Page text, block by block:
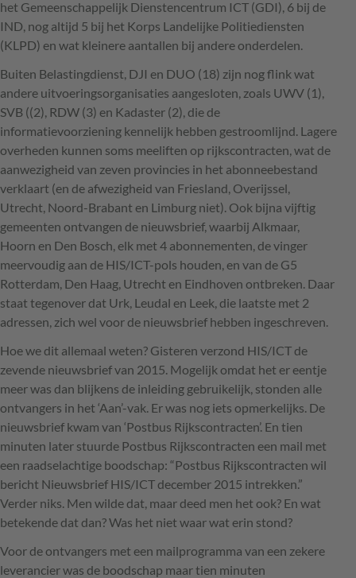
het Gemeenschappelijk Dienstencentrum ICT (GDI), 6 bij de
IND, nog altijd 5 bij het Korps Landelijke Politiediensten
(KLPD) en wat kleinere aantallen bij andere onderdelen.
Buiten Belastingdienst, DJI en DUO (18) zijn nog flink wat
andere uitvoeringsorganisaties aangesloten, zoals UWV (1),
SVB ((2), RDW (3) en Kadaster (2), die de
informatievoorziening kennelijk hebben gestroomlijnd. Lagere
overheden kunnen soms meeliften op rijkscontracten, wat de
aanwezigheid van zeven provincies in het abonneebestand
verklaart (en de afwezigheid van Friesland, Overijssel,
Utrecht, Noord-Brabant en Limburg niet). Ook bijna vijftig
gemeenten ontvangen de nieuwsbrief, waarbij Alkmaar,
Hoorn en Den Bosch, elk met 4 abonnementen, de vinger
meervoudig aan de HIS/ICT-pols houden, en van de G5
Rotterdam, Den Haag, Utrecht en Eindhoven ontbreken. Daar
staat tegenover dat Urk, Leudal en Leek, die laatste met 2
adressen, zich wel voor de nieuwsbrief hebben ingeschreven.
Hoe we dit allemaal weten? Gisteren verzond HIS/ICT de
zevende nieuwsbrief van 2015. Mogelijk omdat het er eentje
meer was dan blijkens de inleiding gebruikelijk, stonden alle
ontvangers in het ‘Aan’-vak. Er was nog iets opmerkelijks. De
nieuwsbrief kwam van ‘Postbus Rijkscontracten’. En tien
minuten later stuurde Postbus Rijkscontracten een mail met
een raadselachtige boodschap: “Postbus Rijkscontracten wil
bericht Nieuwsbrief HIS/ICT december 2015 intrekken.”
Verder niks. Men wilde dat, maar deed men het ook? En wat
betekende dat dan? Was het niet waar wat erin stond?
Voor de ontvangers met een mailprogramma van een zekere
leverancier was de boodschap maar tien minuten